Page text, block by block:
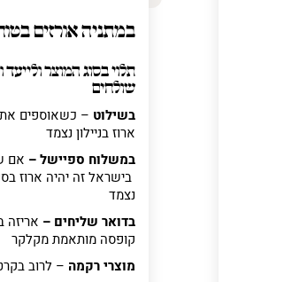
במתניה אורזים
תלוי בסוג המוצר ולייעד
שולחים
בשילוט – כשאוספים את
ארוז בניילון נצמד
במשלוח ספיישל – אם
בישראל זה יהיה ארוז
נצמד
בדואר שליחים – אריזה
קופסה מותאמת מקלקר
מוצרי רקמה – לרוב